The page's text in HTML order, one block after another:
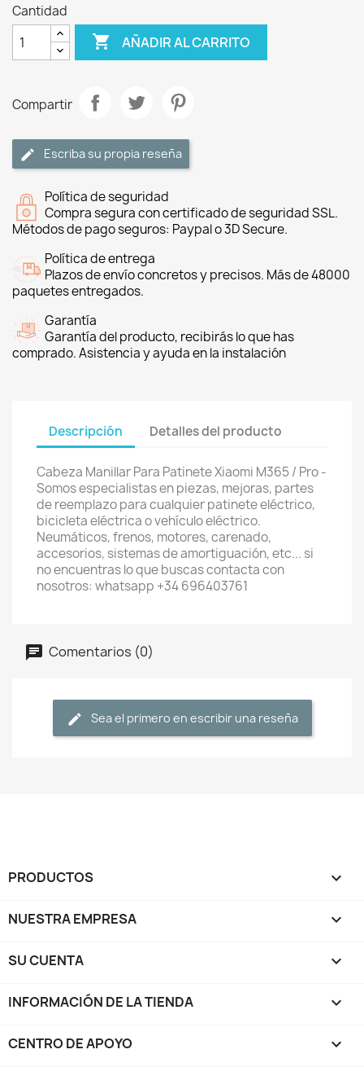
Cantidad
 AÑADIR AL CARRITO
Compartir
Escriba su propia reseña
Política de seguridad
Compra segura con certificado de seguridad SSL.
Métodos de pago seguros: Paypal o 3D Secure.
Política de entrega
Plazos de envío concretos y precisos. Más de 48000
paquetes entregados.
Garantía
Garantía del producto, recibirás lo que has
comprado. Asistencia y ayuda en la instalación
Descripción Detalles del producto
Cabeza Manillar Para Patinete Xiaomi M365 / Pro -
Somos especialistas en piezas, mejoras, partes
de reemplazo para cualquier patinete eléctrico,
bicicleta eléctrica o vehículo eléctrico.
Neumáticos, frenos, motores, carenado,
accesorios, sistemas de amortiguación, etc... si
no encuentras lo que buscas contacta con
nosotros: whatsapp +34 696403761
Comentarios (0)
Sea el primero en escribir una reseña
PRODUCTOS 
NUESTRA EMPRESA 
SU CUENTA 
INFORMACIÓN DE LA TIENDA keyboard_arrow_down
CENTRO DE APOYO 